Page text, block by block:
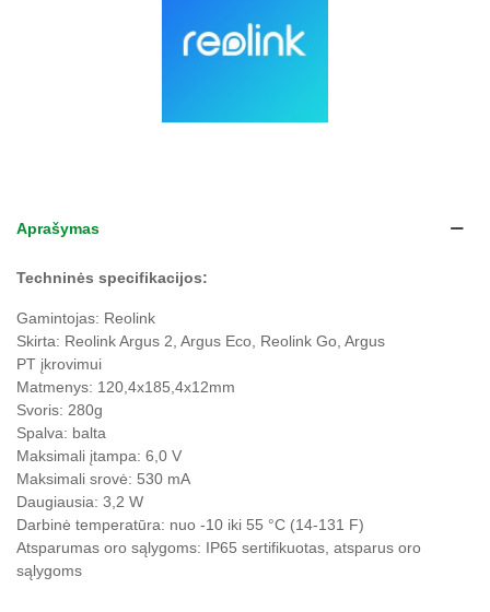
Aprašymas
Techninės specifikacijos:
Gamintojas: Reolink
Skirta: Reolink Argus 2, Argus Eco, Reolink Go, Argus
PT įkrovimui
Matmenys: 120,4x185,4x12mm
Svoris: 280g
Spalva: balta
Maksimali įtampa: 6,0 V
Maksimali srovė: 530 mA
Daugiausia: 3,2 W
Darbinė temperatūra: nuo -10 iki 55 °C (14-131 F)
Atsparumas oro sąlygoms: IP65 sertifikuotas, atsparus oro
sąlygoms